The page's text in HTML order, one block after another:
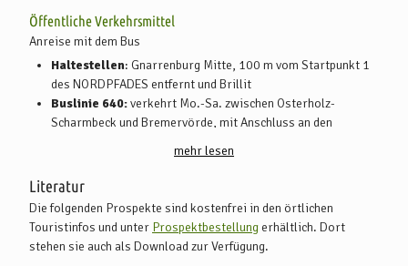
Öffentliche Verkehrsmittel
Anreise mit dem Bus
Haltestellen: Gnarrenburg Mitte, 100 m vom Startpunkt 1
des NORDPFADES entfernt und Brillit
Buslinie 640:verkehrt Mo.-Sa. zwischen Osterholz-
Scharmbeck und Bremervörde, mit Anschluss an den
Anreise mit der historischen Kleinbahn
Bahnhöfe : Gnarrenburg, 1,5 km vom Startpunkt 1 des
NORDPFADES entfernt und Brillit (direkt am NORDPFAD)
mehr lesen
Literatur
Die folgenden Prospekte sind kostenfrei in den örtlichen
Touristinfos und unter Prospektbestellung erhältlich. Dort
stehen sie auch als Download zur Verfügung.